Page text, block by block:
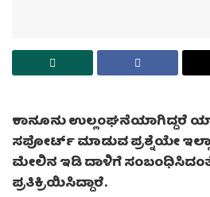
ಕಾನೂನು ಉಲ್ಲಂಘನೆಯಾಗಿದ್ದರೆ
ಸಪೋರ್ಟ್ ಮಾಡುವ ಪ್ರಶ್ನೆಯೇ
ಮೇಲಿನ ಇಡಿ ದಾಳಿಗೆ
ಪ್ರತಿಕ್ರಿಯಿಸಿದ್ದಾರೆ.